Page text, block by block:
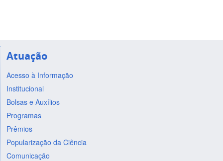
Atuação
Acesso à Informação
Institucional
Bolsas e Auxílios
Programas
Prêmios
Popularização da Ciência
Comunicação